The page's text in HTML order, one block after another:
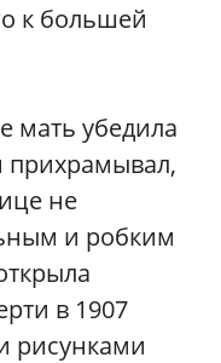
к большей
мать убедила
прихрамывал,
не
и робким
в 1907
рисунками